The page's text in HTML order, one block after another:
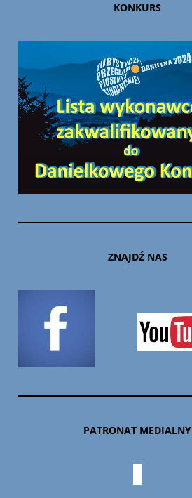
KONKURS
ZNAJDŹ NAS
PATRONAT MEDIALNY